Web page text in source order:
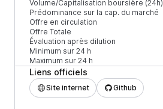
Volume/Capitalisation boursière (24h)
Prédominance sur la cap. du marché
Offre en circulation
Offre Totale
Évaluation après dilution
Minimum sur 24 h
Maximum sur 24 h
Liens officiels
Site internet Github